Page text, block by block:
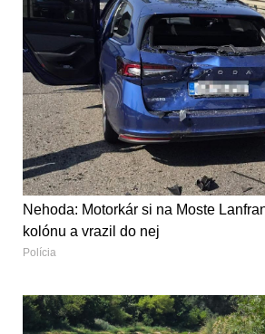
Nehoda: Motorkár si na Moste
kolónu a vrazil do nej
Polícia